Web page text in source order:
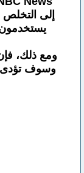
إلى
ومع ذلك،
وسوف تؤدى